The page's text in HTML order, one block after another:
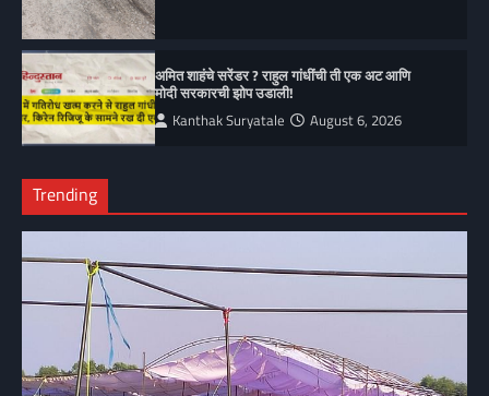
अमित शाहंचे सरेंडर ? राहुल गांधींची ती एक अट आणि
मोदी सरकारची झोप उडाली!
Kanthak Suryatale August 6, 2026
Trending